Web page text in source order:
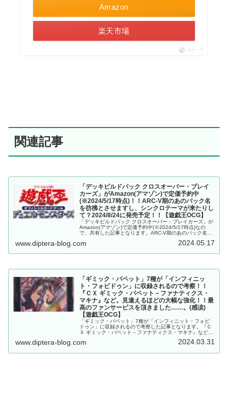
Amazon
楽天市場
ポチップ
関連記事
「デッキビルドパック クロスオーバー・ブレイ
カーズ」がAmazon(アマゾン)で定価予約中
(※2024/5/17時点)！！ARC-V期のあのパック名
を彷彿とさせますし、シンクロテーマが来たりし
て？2024/8/24に発売予定！！【遊戯王OCG】
「デッキビルドパック クロスオーバー・ブレイカーズ」が
Amazon(アマゾン)で定価予約中(※2024/5/17時点)なの
で、共有した記事となります。ARC-V期のあのパック名を
2024/8/24に発売予定！
www.diptera-blog.com 2024.05.17
「ギミック・パペット」7種が「インフィニッ
ト・フォビドゥン」に収録されるので考察！！
『ＣＸ ギミック・パペット－ファナティクス・
マキナ』など。見違えるほどの大幅な強化！！最
高のファンサービスを頂きました……。(感涙)
【遊戯王OCG】
「ギミック・パペット」7種が「インフィニット・フォビ
ドゥン」に収録されるので考察した記事となります。『Ｃ
Ｘ ギミック・パペット－ファナティクス・マキナ』など。
きました……。(感涙)【遊戯王OCG】
www.diptera-blog.com 2024.03.31